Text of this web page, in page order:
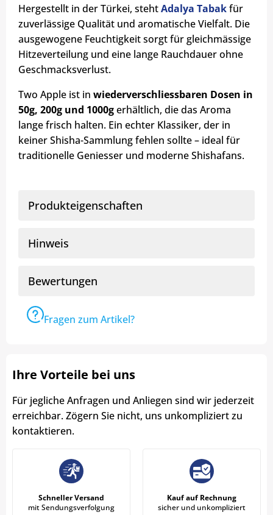
Hergestellt in der Türkei, stehtAdalya Tabakfür
zuverlässige Qualität und aromatische Vielfalt. Die
ausgewogene Feuchtigkeit sorgt für gleichmässige
Hitzeverteilung und eine lange Rauchdauer ohne
Geschmacksverlust.
Two Apple ist in wiederverschliessbaren Dosen in
50g, 200g und 1000gerhältlich, die das Aroma
lange frisch halten. Ein echter Klassiker, der in
keiner Shisha-Sammlung fehlen sollte – ideal für
traditionelle Geniesser und moderne Shishafans.
Produkteigenschaften
Hinweis
Bewertungen
Fragen zum Artikel?
Ihre Vorteile bei uns
Für jegliche Anfragen und Anliegen sind wir jederzeit
erreichbar. Zögern Sie nicht, uns unkompliziert zu
kontaktieren.
Schneller Versand
mit Sendungsverfolgung
Kauf auf Rechnung
sicher und unkompliziert